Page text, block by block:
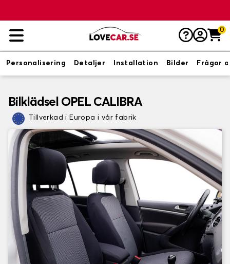
0
Personalisering Detaljer Installation Bilder Frågor
Bilklädsel OPEL CALIBRA
Tillverkad i Europa i vår fabrik